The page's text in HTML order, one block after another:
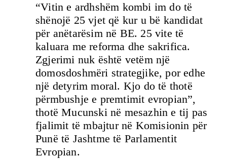
“Vitin e ardhshëm kombi im do të
shënojë 25 vjet që kur u bë kandidat
për anëtarësim në BE. 25 vite të
kaluara me reforma dhe sakrifica.
Zgjerimi nuk është vetëm një
domosdoshmëri strategjike, por edhe
një detyrim moral. Kjo do të thotë
përmbushje e premtimit evropian”,
thotë Mucunski në mesazhin e tij pas
fjalimit të mbajtur në Komisionin për
Punë të Jashtme të Parlamentit
Evropian.